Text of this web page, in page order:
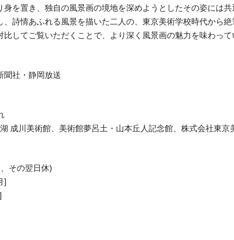
を置き、独自の風景画の境地を深めようとしたその姿には共
、詩情あふれる風景を描いた二人の、東京美術学校時代から
してご覧いただくことで、より深く風景画の魅力を味わって
聞社・静岡放送
成川美術館、美術館夢呂土・山本丘人記念館、株式会社東京
その翌日休)
]